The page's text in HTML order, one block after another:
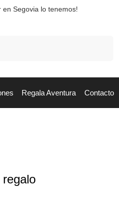
en Segovia lo tenemos!
Regala Aventura Contacto